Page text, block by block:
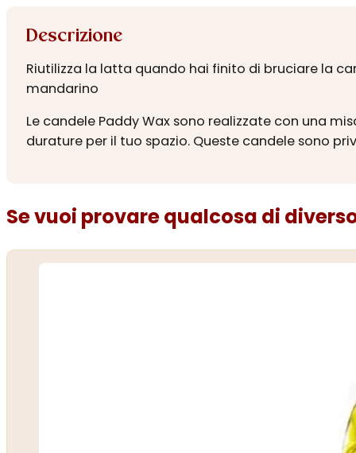
Descrizione
Riutilizza la latta quando hai finito di bruciare la
mandarino
Le candele Paddy Wax sono realizzate con una
durature per il tuo spazio. Queste candele sono
Se vuoi provare qualcosa di